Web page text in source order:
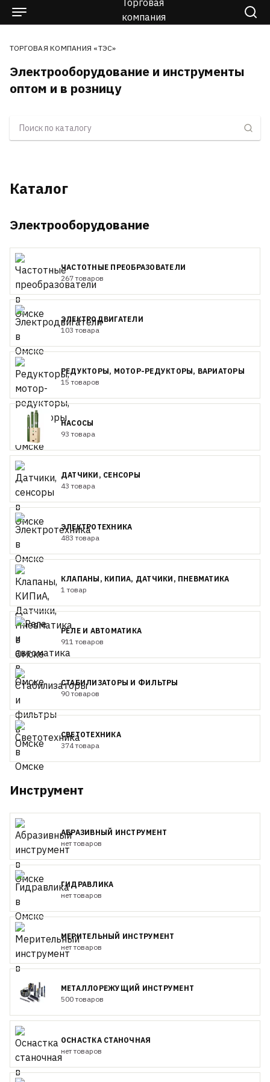
ТОРГОВАЯ КОМПАНИЯ «ТЭС»
Электрооборудование и инструменты
оптом и в розницу
Каталог
Электрооборудование
ЧАСТОТНЫЕ ПРЕОБРАЗОВАТЕЛИ
267 товаров
ЭЛЕКТРОДВИГАТЕЛИ
103 товара
РЕДУКТОРЫ, МОТОР-РЕДУКТОРЫ, ВАРИАТОРЫ
15 товаров
НАСОСЫ
93 товара
ДАТЧИКИ, СЕНСОРЫ
43 товара
ЭЛЕКТРОТЕХНИКА
483 товара
КЛАПАНЫ, КИПИА, ДАТЧИКИ, ПНЕВМАТИКА
1 товар
РЕЛЕ И АВТОМАТИКА
911 товаров
СТАБИЛИЗАТОРЫ И ФИЛЬТРЫ
90 товаров
СВЕТОТЕХНИКА
374 товара
Инструмент
АБРАЗИВНЫЙ ИНСТРУМЕНТ
нет товаров
ГИДРАВЛИКА
нет товаров
МЕРИТЕЛЬНЫЙ ИНСТРУМЕНТ
нет товаров
МЕТАЛЛОРЕЖУЩИЙ ИНСТРУМЕНТ
500 товаров
ОСНАСТКА СТАНОЧНАЯ
нет товаров